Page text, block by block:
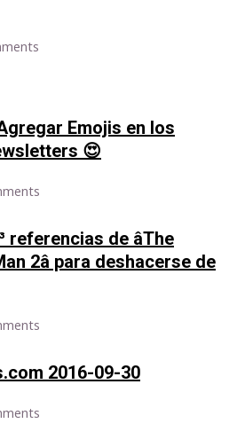
Emojis en los
😍
de âThe
2â para deshacerse de
2016-09-30